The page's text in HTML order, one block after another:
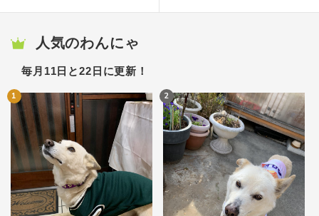
人気のわんにゃ
毎月11日と22日に更新！
1 2